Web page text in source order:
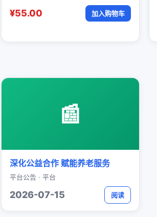
¥55.00 加入购物车
📰
深化公益合作 赋能养老服务
平台公告 · 平台
2026-07-15 阅读